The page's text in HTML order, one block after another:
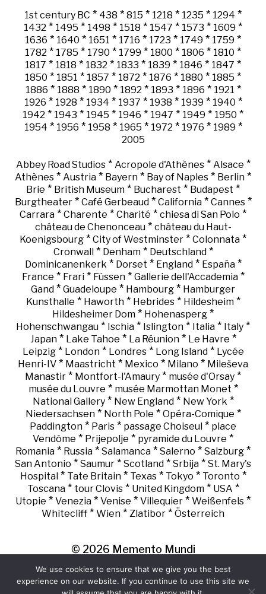
1st century BC * 438 * 815 * 1218 * 1235 * 1294 *
1432 * 1495 * 1498 * 1518 * 1547 * 1573 * 1609 *
1636 * 1640 * 1651 * 1716 * 1723 * 1749 * 1759 *
1782 * 1785 * 1790 * 1799 * 1800 * 1806 * 1810 *
1817 * 1818 * 1832 * 1833 * 1839 * 1846 * 1847 *
1850 * 1851 * 1857 * 1872 * 1876 * 1880 * 1885 *
1886 * 1888 * 1890 * 1892 * 1893 * 1896 * 1921 *
1926 * 1928 * 1934 * 1937 * 1938 * 1939 * 1940 *
1942 * 1943 * 1945 * 1946 * 1947 * 1949 * 1950 *
1954 * 1956 * 1958 * 1965 * 1972 * 1976 * 1989 *
2005
Abbey Road Studios* Acropole d'Athènes* Alsace *
Athènes * Austria * Bayern * Bay of Naples * Berlin *
Brie * British Museum * Bucharest * Budapest *
Burgtheater* Café Gerbeaud* California* Cannes*
Carrara * Charente * Charité * chiesa di San Polo *
château de Chenonceau* château du Haut-
Koenigsbourg * City of Westminster * Colonnata *
Cronwall * Denham* Deutschland*
Dominicanenkerk * Dorset * England* España*
France * Frari* Füssen* Gallerie dell'Accademia*
Gand * Guadeloupe * Hambourg * Hamburger
Kunsthalle * Haworth* Hebrides* Hildesheim*
Hildesheimer Dom * Hohenasperg *
Hohenschwangau * Ischia * Islington * Italia * Italy *
Japan* Lake Tahoe * La Réunion* Le Havre *
Leipzig* London* Londres* Long Island* Lycée
Henri-IV * Maastricht * Mexico * Milano * Mileševa
Manastir * Montfort-l'Amaury * musée d'Orsay *
musée du Louvre * musée Marmottan Monet *
National Gallery* New England* New York *
Niedersachsen* North Pole * Opéra-Comique *
Paddington * Paris * passage Choiseul * place
Vendôme * Prijepolje * pyramide du Louvre *
Romania * Russia * Salamanca * Salerno * Salzburg *
San Antonio * Saumur * Scotland * Srbija * St. Mary's
Hospital* Tate Britain* Texas* Tokyo * Toronto *
Toscana* tour Clovis* United Kingdom* USA *
Utopie * Venezia * Venise * Villequier * Weißenfels *
Whitecliff * Wien * Zlatibor * Österreich
© 2026 Memento Mundi
We use cookies to ensure that we give you the best
experience on our website. If you continue to use this site we